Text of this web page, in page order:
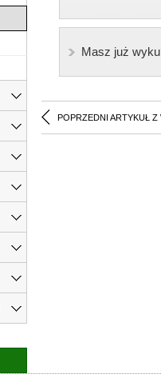
Masz już
POPRZEDNI ARTYKUŁ Z